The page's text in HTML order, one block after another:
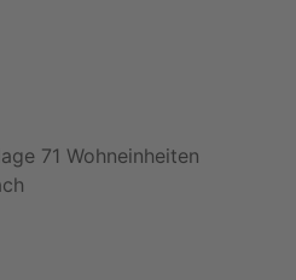
71 Wohneinheiten